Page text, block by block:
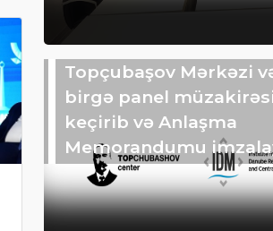
Topçubaşov Mərkəzi
birgə panel
keçirib və Anlaşma
Memorandumu